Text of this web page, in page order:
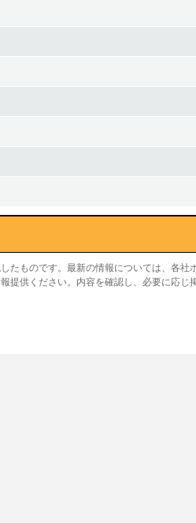
ものです。最新の情報については、各社
供ください。内容を確認し、必要に応じ